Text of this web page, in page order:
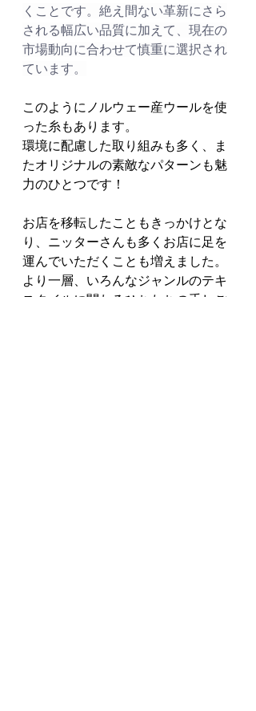
くことです。絶え間ない革新にさら
される幅広い品質に加えて、現在の
市場動向に合わせて慎重に選択され
ています。
このようにノルウェー産ウールを使
った糸もあります。
環境に配慮した取り組みも多く、ま
たオリジナルの素敵なパターンも魅
力のひとつです！
お店を移転したこともきっかけとな
り、ニッターさんも多くお店に足を
運んでいただくことも増えました。
より一層、いろんなジャンルのテキ
スタイルに関わるひちたちの手しご